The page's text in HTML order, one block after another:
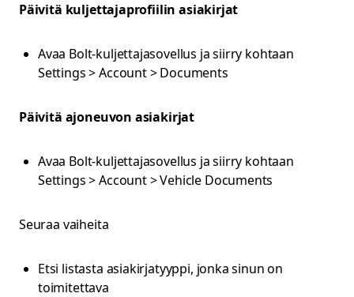
Päivitä kuljettajaprofiilin asiakirjat
Avaa Bolt-kuljettajasovellus ja siirry kohtaan
Settings > Account > Documents
Päivitä ajoneuvon asiakirjat
Avaa Bolt-kuljettajasovellus ja siirry kohtaan
Settings > Account > Vehicle Documents
Seuraa vaiheita
Etsi listasta asiakirjatyyppi, jonka sinun on
toimitettava